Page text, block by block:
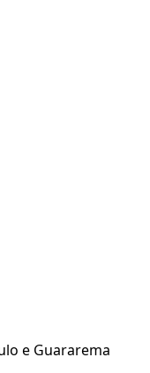
e Guararema